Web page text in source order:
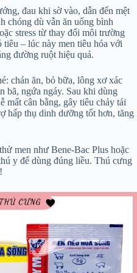
đau khi sờ vào, dẫn đến mệt
chóng dù vẫn ăn uống bình
stress từ thay đổi môi trường
– lúc này men tiêu hóa với
đường ruột hiệu quả.
chán ăn, bỏ bữa, lông xơ xác
bã, ngứa ngáy. Sau khi dùng
mất cân bằng, gây tiêu chảy tái
hấp thụ dinh dưỡng tốt hơn, tăng
men như Bene-Bac Plus hoặc
y để dùng đúng liều. Thú cưng